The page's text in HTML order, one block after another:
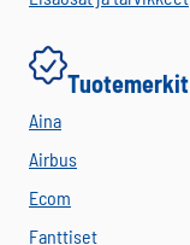
Tuotemerkit
Aina
Airbus
Ecom
Fanttiset